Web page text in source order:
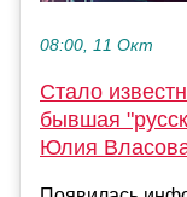
08:00, 11 Окт
Стало
бывшая
Юлия